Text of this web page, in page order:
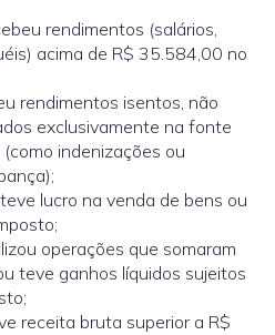
rendimentos (salários,
acima de R$ 35.584,00 no
rendimentos isentos, não
exclusivamente na fonte
indenizações ou
lucro na venda de bens ou
operações que somaram
teve ganhos líquidos sujeitos
receita bruta superior a R$